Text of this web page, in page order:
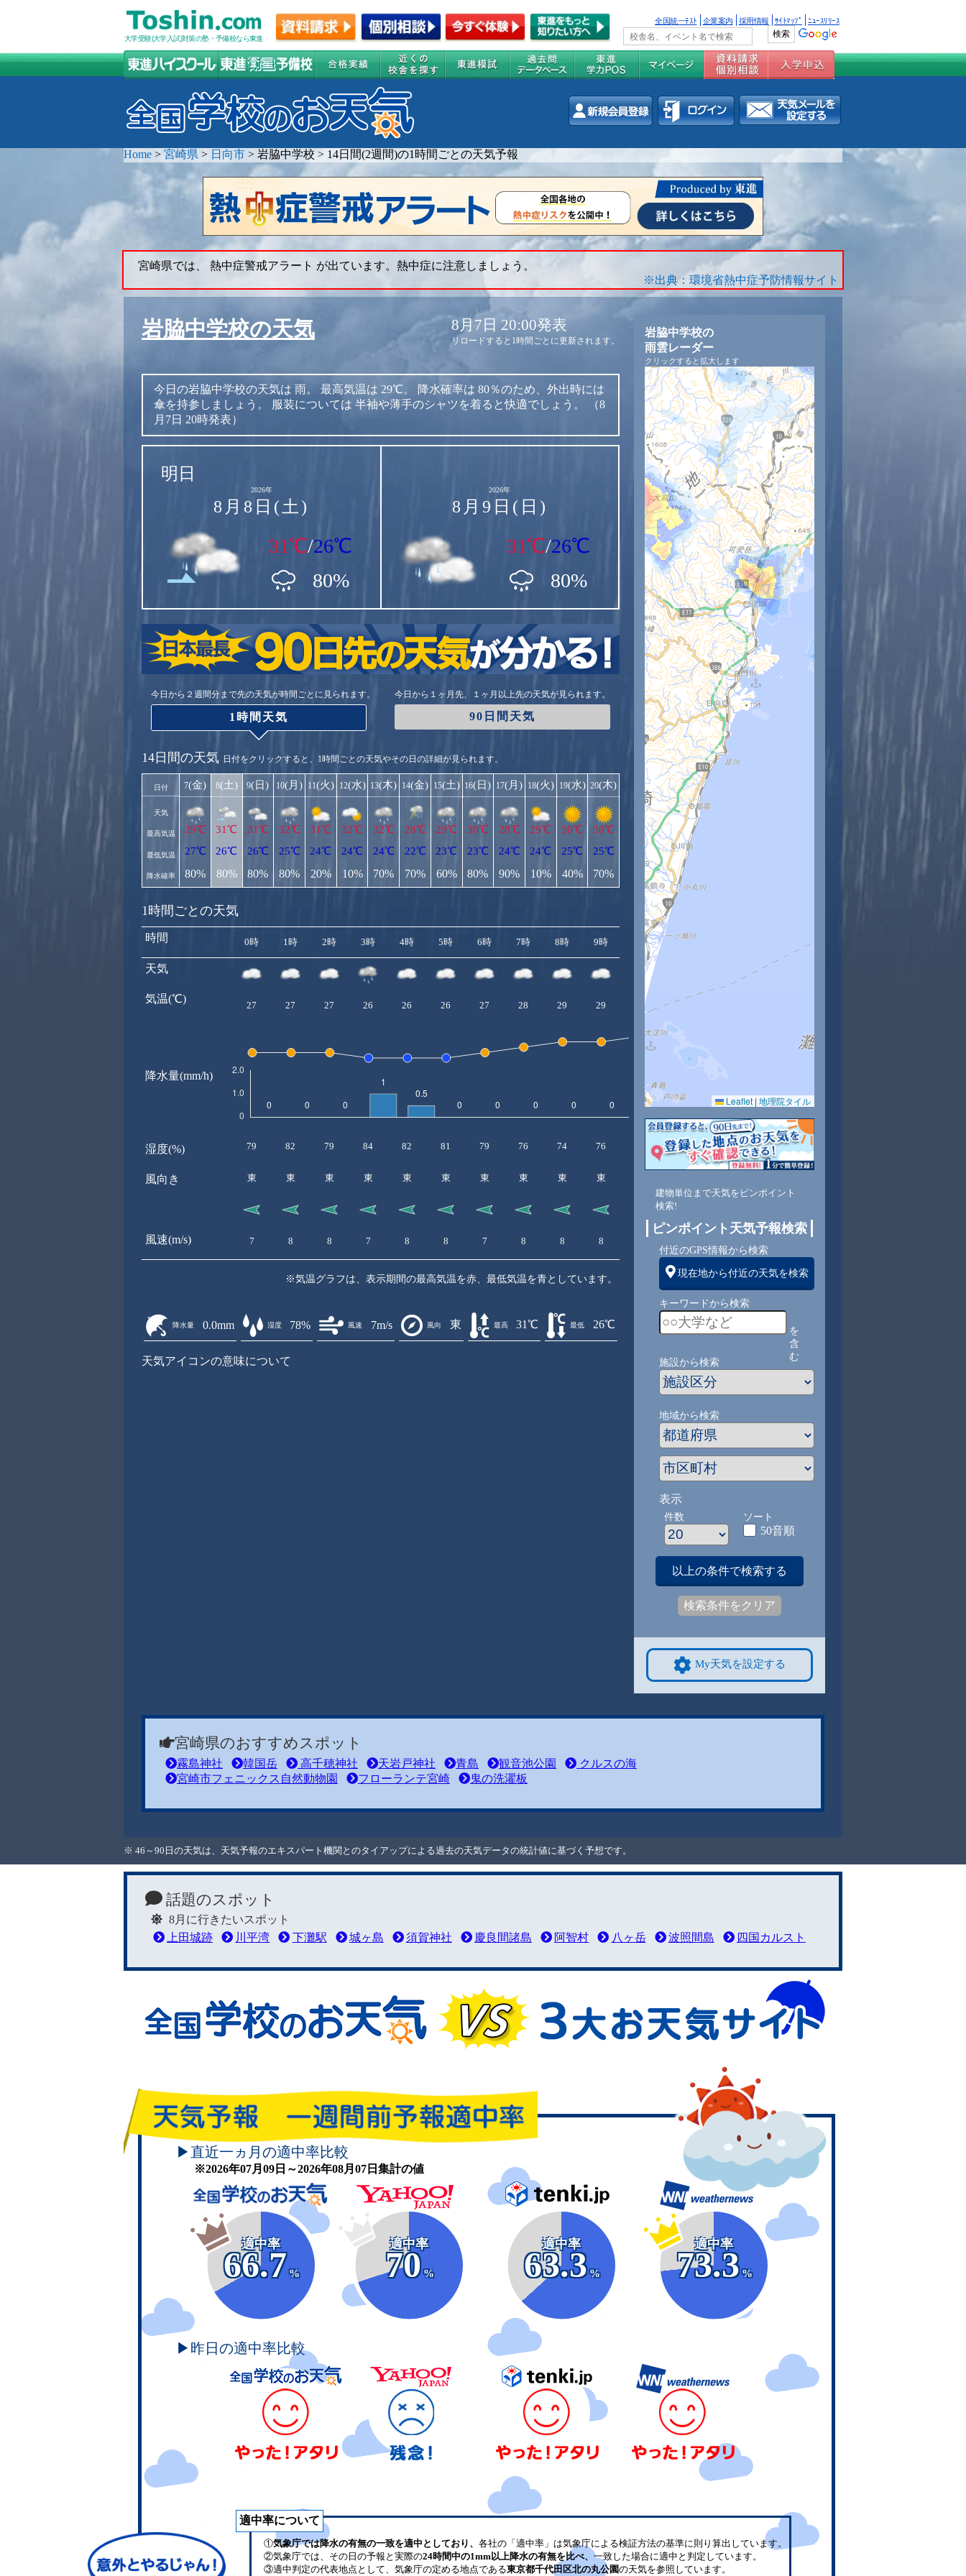
大学受験(大学入試)対策の塾・予備校なら東進
全国統一ﾃｽﾄ 企業案内 採用情報 ｻｲﾄﾏｯﾌﾟ ﾆｭｰｽﾘﾘｰｽ
Home > 宮崎県 > 日向市 > 岩脇中学校 > 14日間(2週間)の1時間ごとの天気予報
宮崎県では、 熱中症警戒アラート が出ています。熱中症に注意しましょう。
※出典：環境省熱中症予防情報サイト
岩脇中学校の天気 8月7日 20:00発表
リロードすると1時間ごとに更新されます。
今日の岩脇中学校の天気は 雨。 最高気温は 29℃。 降水確率は 80％のため、外出時には
傘を持参しましょう。
服装については 半袖や薄手のシャツを着ると快適でしょう。
（8
月7日 20時発表）
明日
2026年
8月8日(土)
31℃/26℃
80%
2026年
8月9日(日)
31℃/26℃
80%
今日から２週間分まで先の天気が時間ごとに見られます。
1時間天気
今日から１ヶ月先、１ヶ月以上先の天気が見られます。
90日間天気
14日間の天気 日付をクリックすると、1時間ごとの天気やその日の詳細が見られます。
日付
天気
最高気温
最低気温
降水確率
7(金)
29℃
27℃
80%
8(土)
31℃
26℃
80%
9(日)
31℃
26℃
80%
10(月)
32℃
25℃
80%
11(火)
31℃
24℃
20%
12(水)
32℃
24℃
10%
13(木)
32℃
24℃
70%
14(金)
28℃
22℃
70%
15(土)
29℃
23℃
60%
16(日)
30℃
23℃
80%
17(月)
28℃
24℃
90%
18(火)
29℃
24℃
10%
19(水)
30℃
25℃
40%
20(木)
30℃
25℃
70%
1時間ごとの天気
時間
天気
気温(℃)
降水量(mm/h)
湿度(%)
風向き
風速(m/s)
0時 1時 2時 3時 4時 5時 6時 7時 8時 9時 10時 11時
27 27 27 26 26 26 27 28 29 29 31
79 82 79 84 82 81 79 76 74 76 74 74 75 74
東 東 東 東 東 東 東 東 東 東
7 8 8 7 8 8 7 8 8 8
※気温グラフは、表示期間の最高気温を赤、最低気温を青としています。
降水量 0.0mm 湿度 78% 風速 7m/s 風向 東 最高 31℃ 最低 26℃
天気アイコンの意味について
岩脇中学校の
雨雲レーダー
クリックすると拡大します
Leaflet | 地理院タイル
建物単位まで天気をピンポイント
検索!
ピンポイント天気予報検索
付近のGPS情報から検索
現在地から付近の天気を検索
キーワードから検索
を
含
む
施設から検索
地域から検索
表示
件数 ソート
50音順
以上の条件で検索する
検索条件をクリア
My天気を設定する
宮崎県のおすすめスポット
霧島神社 韓国岳 高千穂神社 天岩戸神社 青島 観音池公園
クルスの海
宮崎市フェニックス自然動物園
フローランテ宮崎 鬼の洗濯板
※ 46～90日の天気は、天気予報のエキスパート機関とのタイアップによる過去の天気データの統計値に基づく予想です。
話題のスポット
8月に行きたいスポット
上田城跡
川平湾 下灘駅 城ヶ島 須賀神社 慶良間諸島 阿智村 八ヶ岳 波照間島 四国カルスト
▶直近一ヵ月の適中率比較
※2026年07月09日～2026年08月07日集計の値
適中率
66.7
%
適中率
70
%
適中率
63.3
%
適中率
73.3
%
▶昨日の適中率比較
適中率について
①気象庁では降水の有無の一致を適中としており、 各社の「適中率」は気象庁による検証方法の基準に則り算出しています。
②気象庁では、その日の予報と実際の24時間中の1mm以上降水の有無を比べ、 一致した場合に適中と判定しています。
③適中判定の代表地点として、気象庁の定める地点である東京都千代田区北の丸公園の天気を参照しています。